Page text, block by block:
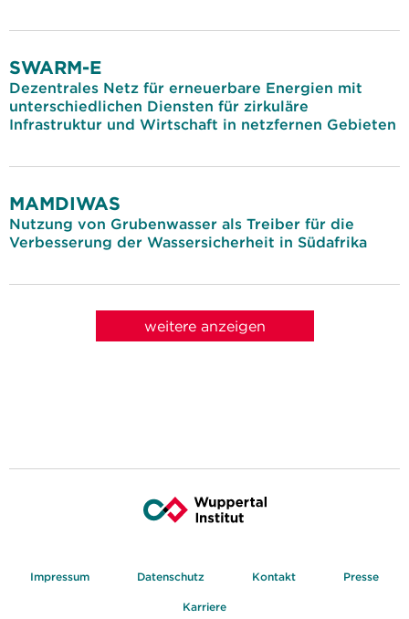
SWARM-E
Dezentrales Netz für erneuerbare Energien mit
unterschiedlichen Diensten für zirkuläre
Infrastruktur und Wirtschaft in netzfernen Gebieten
MAMDIWAS
Nutzung von Grubenwasser als Treiber für die
Verbesserung der Wassersicherheit in Südafrika
weitere anzeigen
Impressum Datenschutz Kontakt Presse
Karriere